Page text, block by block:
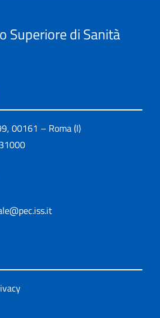
Superiore di Sanità
00161 – Roma (I)